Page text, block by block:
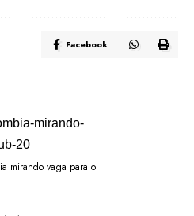
Facebook
mirando vaga para o